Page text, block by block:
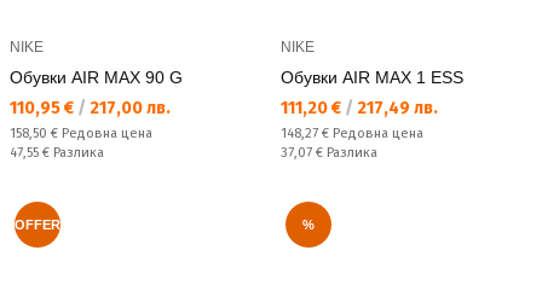
NIKE
Обувки AIR MAX 90 G
Текуща цена:
110,95 € / 217,00 лв.
Редовна цена:
158,50 € Редовна цена
Спестявате:
47,55 € Разлика
NIKE
Обувки AIR MAX 1 ESS
Текуща цена:
111,20 € / 217,49 лв.
Редовна цена:
148,27 € Редовна цена
Спестявате:
37,07 € Разлика
OFFER %